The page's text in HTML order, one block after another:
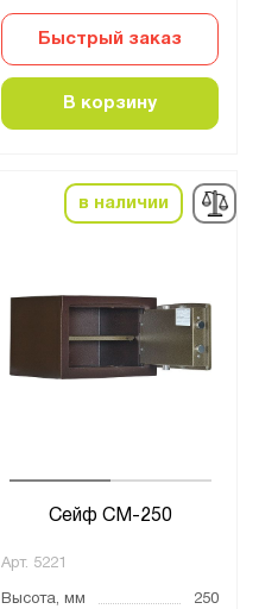
Быстрый заказ
В корзину
в наличии
Сейф СМ-250
Арт. 5221
Высота, мм
250
Сбросить